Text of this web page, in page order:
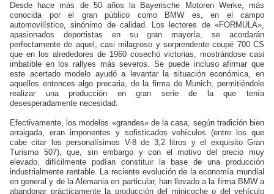
Desde hace más de 50 años la Bayerische Motoren Werke, más
conocida por el gran público como BMW es, en el campo
automovilístico, sinónimo de calidad. Los lectores de «FORMULA»,
apasionados deportistas en su gran mayoría, se acordarán
perfectamente de aquel, casi milagroso y sorprendente coupé 700 CS
que en los alrededores de 1960 cosechó victorias, mostrándose casi
imbatible en los rallyes más severos. Se puede incluso afirmar que
este acertado modelo ayudó a levantar la situación económica, en
aquellos entonces algo precaria, de la firma de Munich, permitiéndole
realizar una producción en gran serie de la que tenía
desesperadamente necesidad.
Efectivamente, los modelos «grandes» de la casa, según tradición bien
arraigada, eran imponentes y sofisticados vehículos (entre los que
cabe citar los personalísimos V-8 de 3,2 litros y el exquisito Gran
Turismo 507), que, sin embargo y con el motivo del precio muy
elevado, difícilmente podían constituir la base de una producción
industrialmente rentable. La reciente evolución de la economía mundial
en general y de la Alemania en particular, han llevado a la firma BMW a
abandonar prácticamente la producción del minicoche o del vehículo